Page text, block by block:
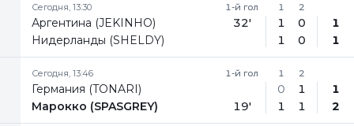
Сегодня, 13:30
Аргентина (JEKINHO)
Нидерланды (SHELDY)
1-й гол
32'
1
1
1
2
0
0
1
1
Сегодня, 13:46
Германия (TONARI)
Марокко (SPASGREY)
1-й гол
19'
1
0
1
2
1
1
1
2